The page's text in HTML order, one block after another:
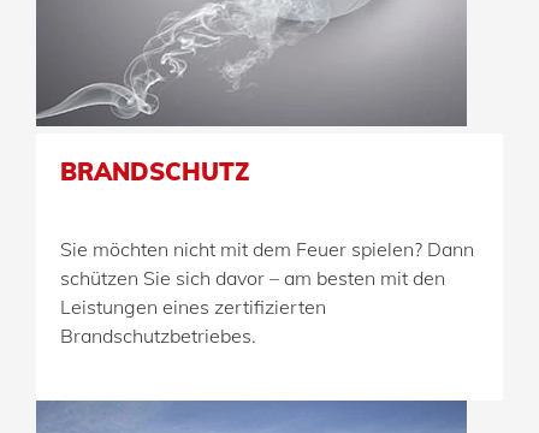
BRANDSCHUTZ
Sie möchten nicht mit dem Feuer spielen? Dann
schützen Sie sich davor – am besten mit den
Leistungen eines zertifizierten
Brandschutzbetriebes.